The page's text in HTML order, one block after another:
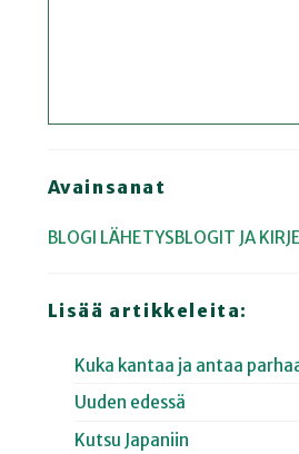
Avainsanat
BLOGI LÄHETYSBLOGIT JA
Lisää artikkeleita:
Kuka kantaa ja antaa
Uuden edessä
Kutsu Japaniin